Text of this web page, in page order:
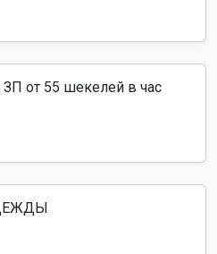
ЗП от 55 шекелей в час